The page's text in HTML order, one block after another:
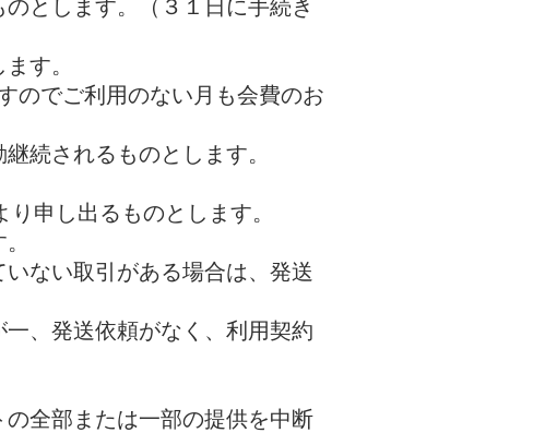
とします。（３１日に手続き
す。
のでご利用のない月も会費のお
続されるものとします。
申し出るものとします。
ない取引がある場合は、発送
、発送依頼がなく、利用契約
全部または一部の提供を中断